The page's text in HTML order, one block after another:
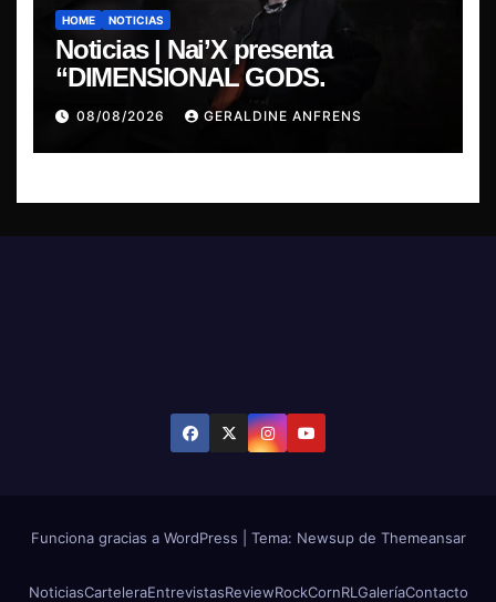
HOME NOTICIAS
Noticias | Nai’X presenta
“DIMENSIONAL GODS.
08/08/2026 GERALDINE ANFRENS
Funciona gracias a WordPress Tema: Newsup de Themeansar
NoticiasCarteleraEntrevistasReviewRockCornRL GaleríaContacto